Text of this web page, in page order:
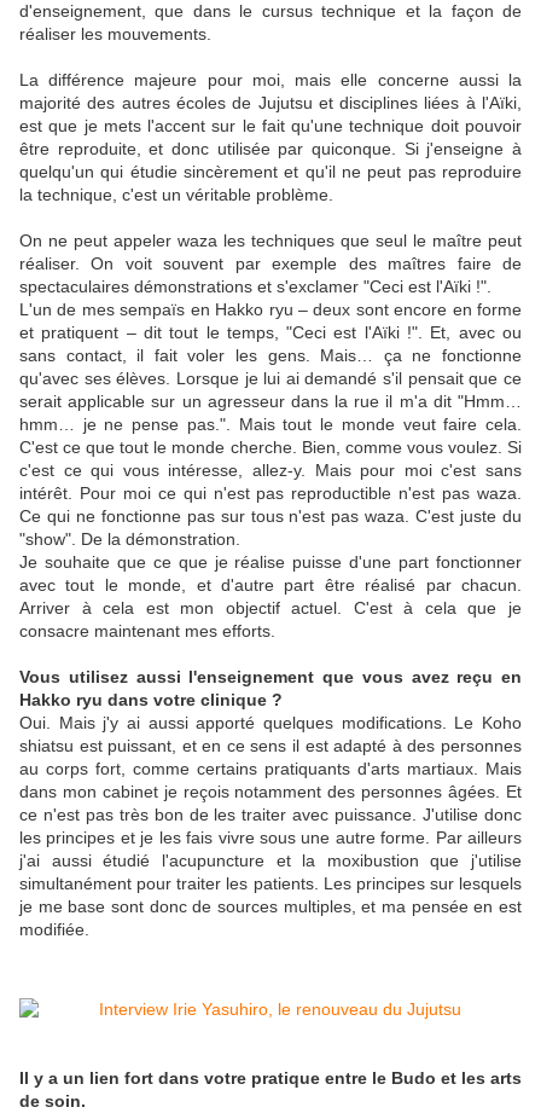
d'enseignement, que dans le cursus technique et la façon de
réaliser les mouvements.
La différence majeure pour moi, mais elle concerne aussi la
majorité des autres écoles de Jujutsu et disciplines liées à l'Aïki,
est que je mets l'accent sur le fait qu'une technique doit pouvoir
être reproduite, et donc utilisée par quiconque. Si j'enseigne à
quelqu'un qui étudie sincèrement et qu'il ne peut pas reproduire
la technique, c'est un véritable problème.
On ne peut appeler waza les techniques que seul le maître peut
réaliser. On voit souvent par exemple des maîtres faire de
spectaculaires démonstrations et s'exclamer "Ceci est l'Aïki !".
L'un de mes sempaïs en Hakko ryu – deux sont encore en forme
et pratiquent – dit tout le temps, "Ceci est l'Aïki !". Et, avec ou
sans contact, il fait voler les gens. Mais… ça ne fonctionne
qu'avec ses élèves. Lorsque je lui ai demandé s'il pensait que ce
serait applicable sur un agresseur dans la rue il m'a dit "Hmm…
hmm… je ne pense pas.". Mais tout le monde veut faire cela.
C'est ce que tout le monde cherche. Bien, comme vous voulez. Si
c'est ce qui vous intéresse, allez-y. Mais pour moi c'est sans
intérêt. Pour moi ce qui n'est pas reproductible n'est pas waza.
Ce qui ne fonctionne pas sur tous n'est pas waza. C'est juste du
"show". De la démonstration.
Je souhaite que ce que je réalise puisse d'une part fonctionner
avec tout le monde, et d'autre part être réalisé par chacun.
Arriver à cela est mon objectif actuel. C'est à cela que je
consacre maintenant mes efforts.
Vous utilisez aussi l'enseignement que vous avez reçu en
Hakko ryu dans votre clinique ?
Oui. Mais j'y ai aussi apporté quelques modifications. Le Koho
shiatsu est puissant, et en ce sens il est adapté à des personnes
au corps fort, comme certains pratiquants d'arts martiaux. Mais
dans mon cabinet je reçois notamment des personnes âgées. Et
ce n'est pas très bon de les traiter avec puissance. J'utilise donc
les principes et je les fais vivre sous une autre forme. Par ailleurs
j'ai aussi étudié l'acupuncture et la moxibustion que j'utilise
simultanément pour traiter les patients. Les principes sur lesquels
je me base sont donc de sources multiples, et ma pensée en est
modifiée.
Il y a un lien fort dans votre pratique entre le Budo et les arts
de soin.